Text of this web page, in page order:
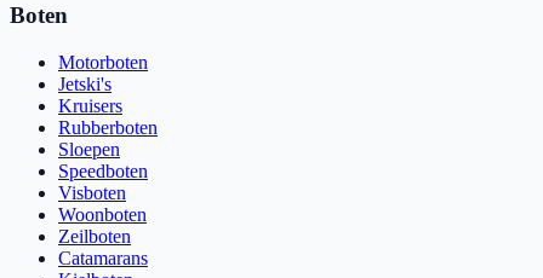
Boten
Motorboten
Jetski's
Kruisers
Rubberboten
Sloepen
Speedboten
Visboten
Woonboten
Zeilboten
Catamarans